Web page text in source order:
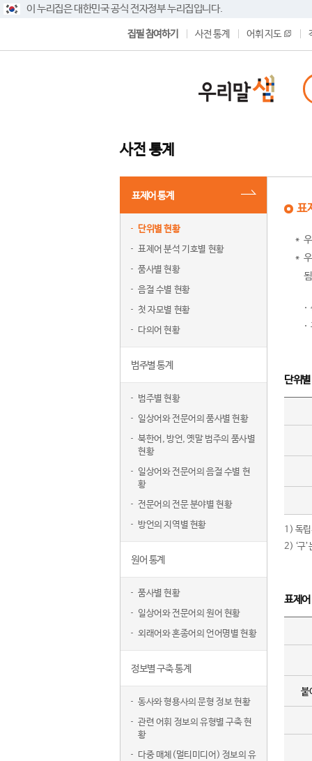
이 누리집은 대한민국 공식 전자정부 누리집입니다.
집필 참여하기 사전 통계 어휘 지도
사전 통계
표제어 통계
단위별 현황
표제어 분석 기호별 현황
품사별 현황
음절 수별 현황
첫 자모별 현황
다의어 현황
범주별 통계
범주별 현황
일상어와 전문어의 품사별 현황
북한어, 방언, 옛말 범주의 품사별
현황
일상어와 전문어의 음절 수별 현
황
전문어의 전문 분야별 현황
방언의 지역별 현황
원어 통계
품사별 현황
일상어와 전문어의 원어 현황
외래어와 혼종어의 언어명별 현황
정보별 구축 통계
동사와 형용사의 문형 정보 현황
관련 어휘 정보의 유형별 구축 현
황
다중 매체(멀티미디어) 정보의 유
표
단위
1) 독립
2) ‘구
표제
붙